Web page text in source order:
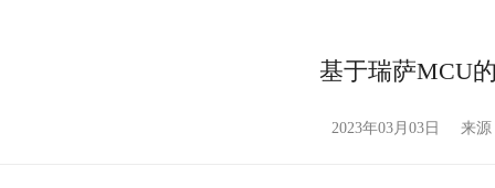
基于瑞萨MCU
2023年03月03日 来